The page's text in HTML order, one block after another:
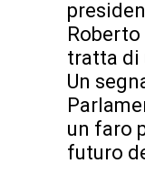
Roberto
tratta di
Un
un faro
futuro